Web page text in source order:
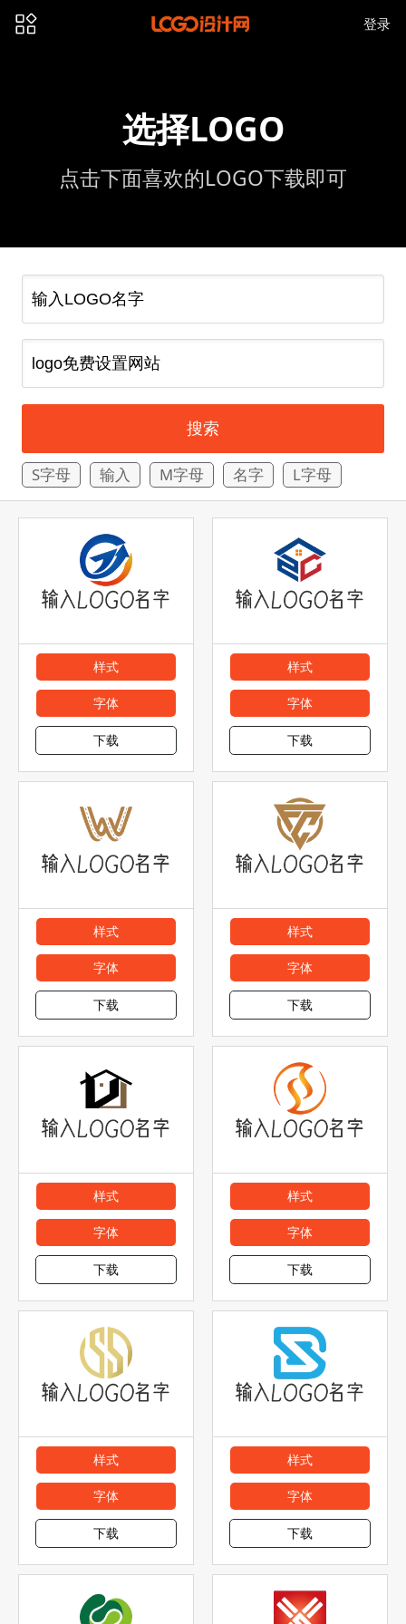
登录
选择LOGO
点击下面喜欢的LOGO下载即可
搜索
S字母 输入 M字母 名字 L字母
样式
字体
下载
样式
字体
下载
样式
字体
下载
样式
字体
下载
样式
字体
下载
样式
字体
下载
样式
字体
下载
样式
字体
下载